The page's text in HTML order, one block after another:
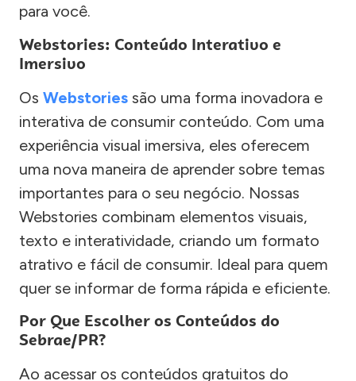
para você.
Webstories: Conteúdo Interativo e
Imersivo
Os Webstories são uma forma inovadora e
interativa de consumir conteúdo. Com uma
experiência visual imersiva, eles oferecem
uma nova maneira de aprender sobre temas
importantes para o seu negócio. Nossas
Webstories combinam elementos visuais,
texto e interatividade, criando um formato
atrativo e fácil de consumir. Ideal para quem
quer se informar de forma rápida e eficiente.
Por Que Escolher os Conteúdos do
Sebrae/PR?
Ao acessar os conteúdos gratuitos do